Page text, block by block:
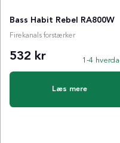
Bass Habit Rebel RA800W
Firekanals forstærker
532 kr 1-4
Læs mere